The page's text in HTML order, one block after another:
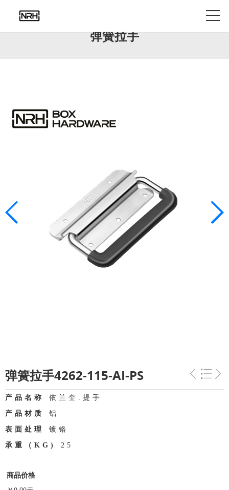
弹簧拉手
弹簧拉手4262-115-AI-PS
产品名称 依兰奎.提手
产品材质 铝
表面处理 镀铬
承重（KG) 25
商品价格